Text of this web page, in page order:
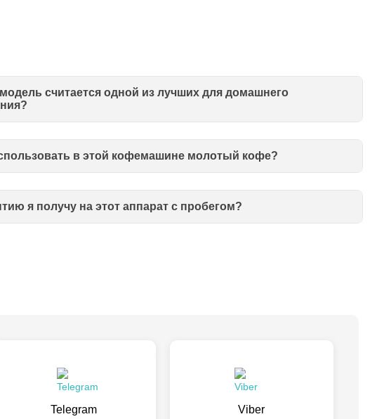
считается одной из лучших для домашнего
в этой кофемашине молотый кофе?
я получу на этот аппарат с пробегом?
Telegram Viber